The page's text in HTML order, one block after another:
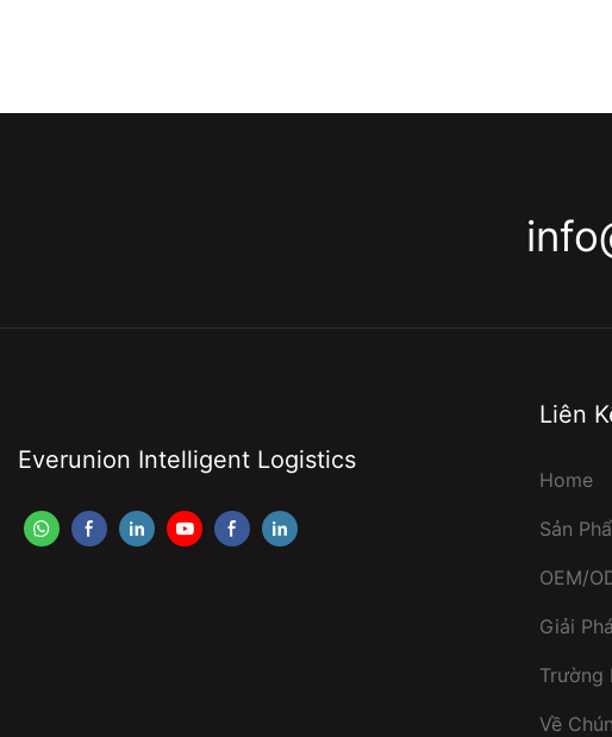
Everunion Intelligent Logistics
Liên
Home
Sản
OEM/
Giải
Trường
Về